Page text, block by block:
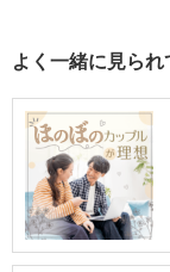
よく一緒に見ら